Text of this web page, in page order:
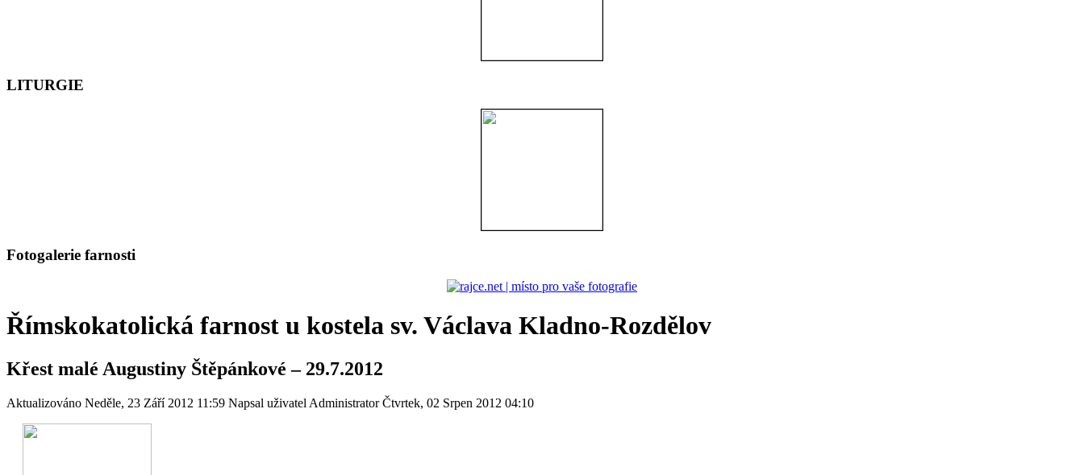
LITURGIE
Fotogalerie farnosti
Římskokatolická farnost u kostela sv. Václava Kladno-Rozdělov
Křest malé Augustiny Štěpánkové – 29.7.2012
Aktualizováno Neděle, 23 Září 2012 11:59 Napsal uživatel AdministratorČtvrtek, 02 Srpen 2012 04:10